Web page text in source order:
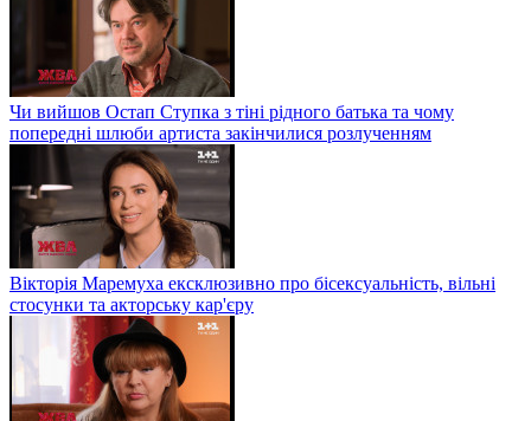
Чи вийшов Остап Ступка з тіні рідного батька та чому
попередні шлюби артиста закінчилися розлученням
Вікторія Маремуха ексклюзивно про бісексуальність, вільні
стосунки та акторську кар'єру